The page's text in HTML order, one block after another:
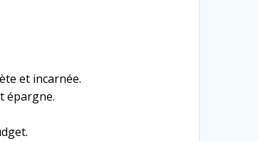
et incarnée.
épargne.